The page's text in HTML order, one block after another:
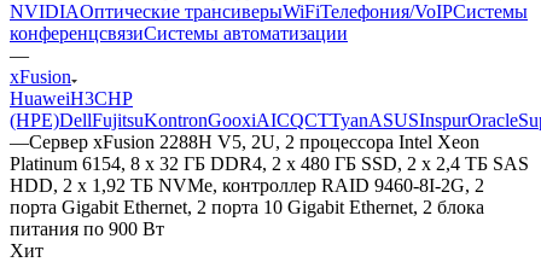
NVIDIAОптические трансиверыWiFiТелефония/VoIPСистемы
конференцсвязиСистемы автоматизации
—
xFusion
HuaweiH3CHP
(HPE)DellFujitsuKontronGooxiAICQCTTyanASUSInspurOracle
—​Сервер xFusion 2288H V5, 2U, 2 процессора Intel Xeon
Platinum 6154, 8 x 32 ГБ DDR4, 2 x 480 ГБ SSD, 2 x 2,4 ТБ SAS
HDD, 2 x 1,92 ТБ NVMe, контроллер RAID 9460-8I-2G, 2
порта Gigabit Ethernet, 2 порта 10 Gigabit Ethernet, 2 блока
питания по 900 Вт
Хит